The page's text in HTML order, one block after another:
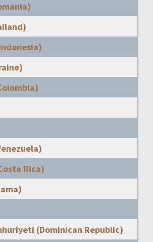
Rica)
(Dominican Republic)